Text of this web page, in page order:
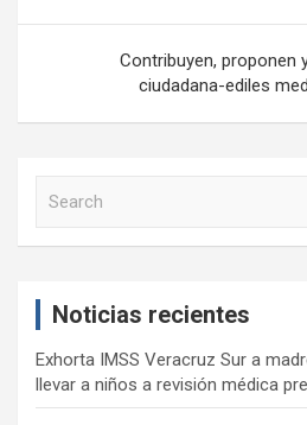
entradas
Contribuyen, proponen
ciudadana-ediles
Noticias recientes
Exhorta IMSS Veracruz Sur a
llevar a niños a revisión médica